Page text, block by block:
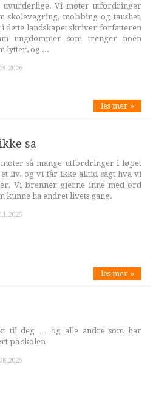
uvurderlige. Vi møter utfordringer
skolevegring, mobbing og taushet,
i dette landskapet skriver forfatteren
ungdommer som trenger noen
lytter, og ...
les mer »
sa
så mange utfordringer i løpet
et liv, og vi får ikke alltid sagt hva vi
Vi brenner gjerne inne med ord
kunne ha endret livets gang.
les mer »
til deg … og alle andre som har
på skolen